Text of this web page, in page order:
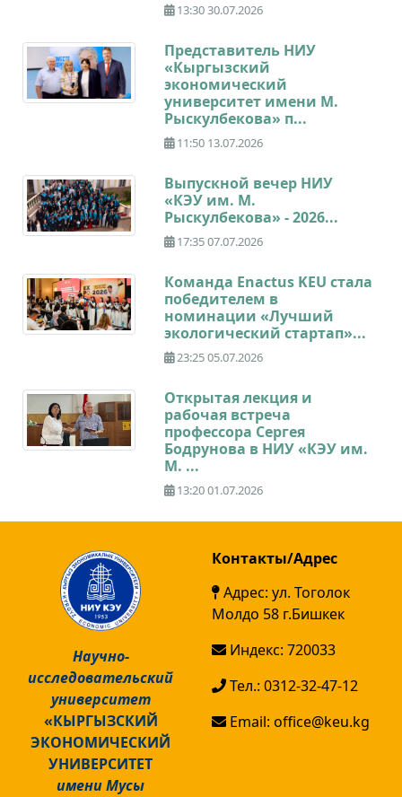
13:30 30.07.2026
Представитель НИУ
«Кыргызский
экономический
университет имени М.
Рыскулбекова» п...
11:50 13.07.2026
Выпускной вечер НИУ
«КЭУ им. М.
Рыскулбекова» - 2026...
17:35 07.07.2026
Команда Enactus KEU стала
победителем в
номинации «Лучший
экологический стартап»...
23:25 05.07.2026
Открытая лекция и
рабочая встреча
профессора Сергея
Бодрунова в НИУ «КЭУ им.
М. ...
13:20 01.07.2026
Научно-
исследовательский
университет
«КЫРГЫЗСКИЙ
ЭКОНОМИЧЕСКИЙ
УНИВЕРСИТЕТ
имени Мусы
Контакты/Адрес
Адрес: ул. Тоголок
Молдо 58 г.Бишкек
Индекс: 720033
Тел.: 0312-32-47-12
Email: office@keu.kg